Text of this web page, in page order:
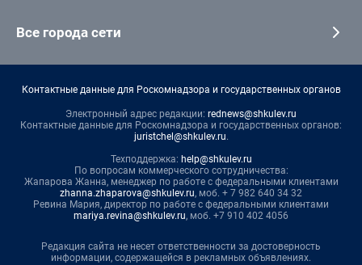
Все города сети
Контактные данные для Роскомнадзора и государственных органов
Электронный адрес редакции: rednews@shkulev.ru
Контактные данные для Роскомнадзора и государственных органов:
juristchel@shkulev.ru.
Техподдержка: help@shkulev.ru
По вопросам коммерческого сотрудничества:
Жапарова Жанна, менеджер по работе с федеральными клиентами
zhanna.zhaparova@shkulev.ru, моб. + 7 982 640 34 32
Ревина Мария, директор по работе с федеральными клиентами
mariya.revina@shkulev.ru, моб. +7 910 402 4056
Редакция сайта не несет ответственности за достоверность
информации, содержащейся в рекламных объявлениях.